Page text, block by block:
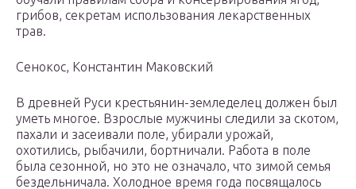
грибов, секретам использования лекарственных
трав.
Сенокос, Константин Маковский
В древней Руси крестьянин-земледелец должен был
уметь многое. Взрослые мужчины следили за скотом,
пахали и засеивали поле, убирали урожай,
охотились, рыбачили, бортничали. Работа в поле
была сезонной, но это не означало, что зимой семья
бездельничала. Холодное время года посвящалось